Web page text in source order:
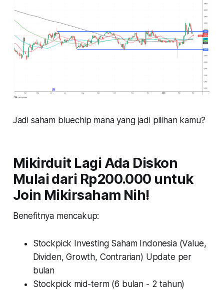
Jadi saham bluechip mana yang jadi pilihan kamu?
Mikirduit Lagi Ada Diskon
Mulai dari Rp200.000 untuk
Join Mikirsaham Nih!
Benefitnya mencakup:
Stockpick Investing Saham Indonesia (Value,
Dividen, Growth, Contrarian) Update per
bulan
Stockpick mid-term (6 bulan - 2 tahun)